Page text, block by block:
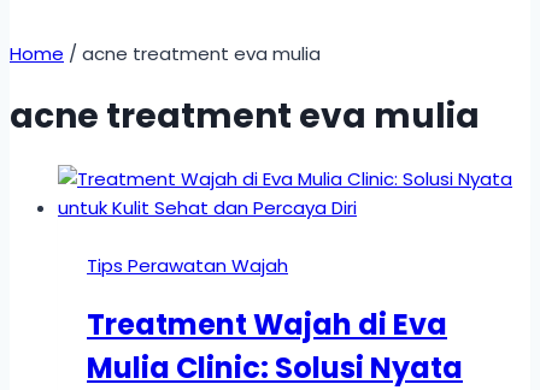
Home / acne treatment eva mulia
acne treatment eva mulia
Tips Perawatan Wajah
Treatment Wajah di Eva
Mulia Clinic: Solusi Nyata